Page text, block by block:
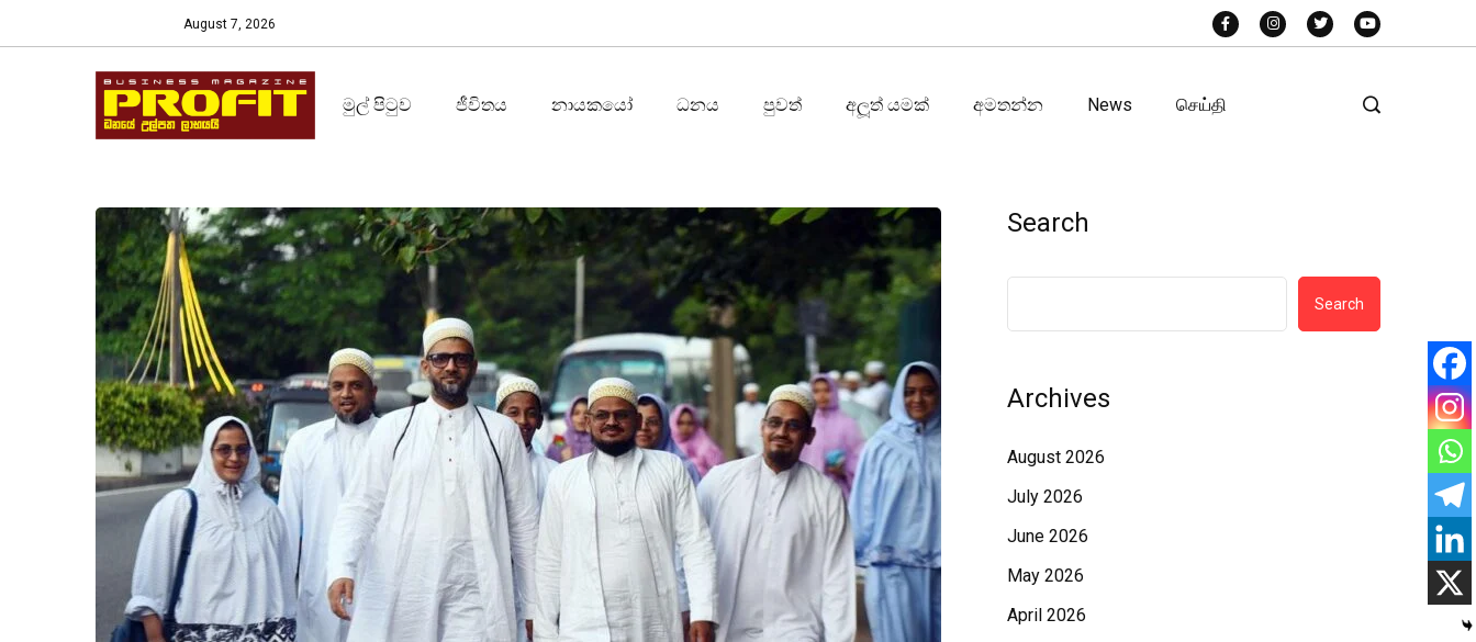
August 7, 2026
මුල් පිටුව ජීවිතය නායකයෝ ධනය පුවත් අලූත් යමක් අමතන්න News செய்தி
Search
Search
Archives
August 2026
July 2026
June 2026
May 2026
April 2026